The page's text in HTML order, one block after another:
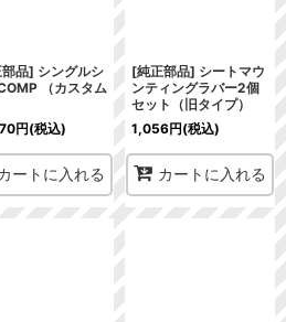
品] シングルシ
（カスタム
円(税込)
ートに入れる
[純正部品] シートマウ
ンティングラバー2個
セット（旧タイプ）
1,056円(税込)
カートに入れる